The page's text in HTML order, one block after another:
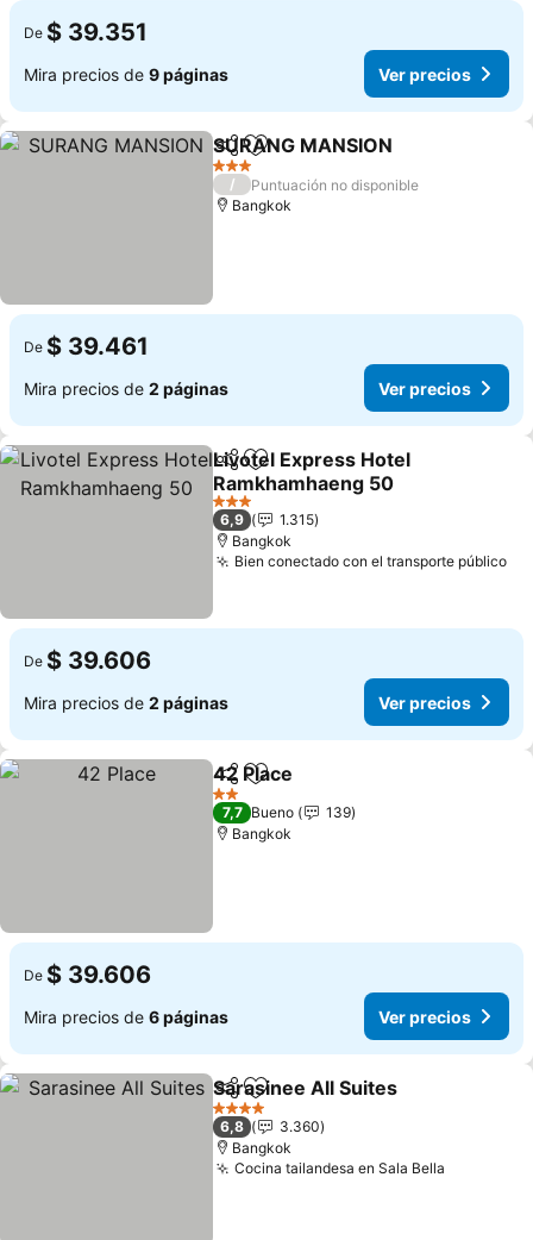
De $ 39.351
Mira precios de 9 páginas Ver precios
CompartirAgregar a favoritos
SURANG MANSION
3 Estrellas
/
Puntuación no disponible
Bangkok
De $ 39.461
Mira precios de 2 páginas Ver precios
CompartirAgregar a favoritos
Livotel Express Hotel
Ramkhamhaeng 50
Ver precios
3 Estrellas
6,9
1.315
Bangkok
Bien conectado con el transporte público
De $ 39.606
Mira precios de 2 páginas Ver precios
CompartirAgregar a favoritos
42 Place
2 Estrellas
7,7 Bueno
139
Bangkok
De $ 39.606
Mira precios de 6 páginas Ver precios
CompartirAgregar a favoritos
Sarasinee All Suites
4 Estrellas
6,8
3.360
Bangkok
Cocina tailandesa en Sala Bella